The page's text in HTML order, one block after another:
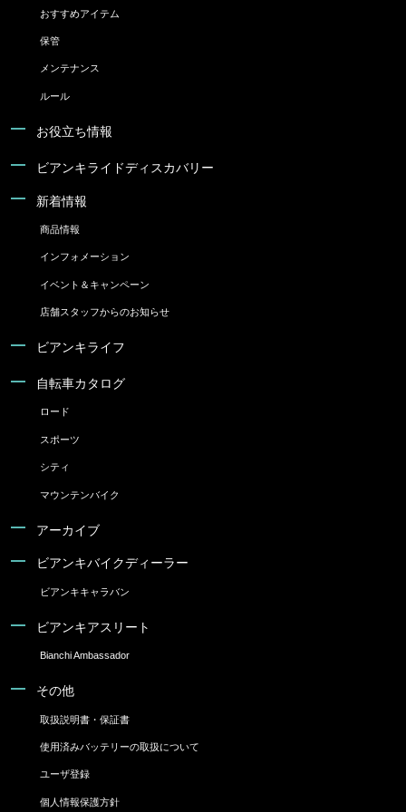
おすすめアイテム
保管
メンテナンス
ルール
お役立ち情報
ビアンキライドディスカバリー
新着情報
商品情報
インフォメーション
イベント＆キャンペーン
店舗スタッフからのお知らせ
ビアンキライフ
自転車カタログ
ロード
スポーツ
シティ
マウンテンバイク
アーカイブ
ビアンキバイクディーラー
ビアンキキャラバン
ビアンキアスリート
Bianchi Ambassador
その他
取扱説明書・保証書
使用済みバッテリーの取扱について
ユーザ登録
個人情報保護方針